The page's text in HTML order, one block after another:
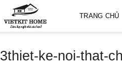
TRANG CHỦ
3thiet-ke-noi-that-